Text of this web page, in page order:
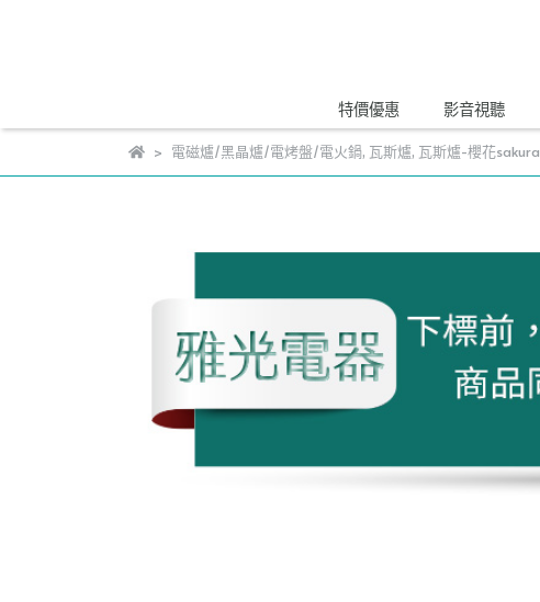
特價優惠 影音視聽
電磁爐/黑晶爐/電烤盤/電火鍋, 瓦斯爐, 瓦斯爐-櫻花sakura